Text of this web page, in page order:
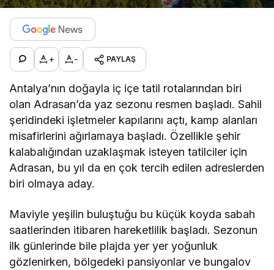
+ - PAYLAŞ
Antalya’nın doğayla iç içe tatil rotalarından biri
olan Adrasan’da yaz sezonu resmen başladı. Sahil
şeridindeki işletmeler kapılarını açtı, kamp alanları
misafirlerini ağırlamaya başladı. Özellikle şehir
kalabalığından uzaklaşmak isteyen tatilciler için
Adrasan, bu yıl da en çok tercih edilen adreslerden
biri olmaya aday.
Maviyle yeşilin buluştuğu bu küçük koyda sabah
saatlerinden itibaren hareketlilik başladı. Sezonun
ilk günlerinde bile plajda yer yer yoğunluk
gözlenirken, bölgedeki pansiyonlar ve bungalov